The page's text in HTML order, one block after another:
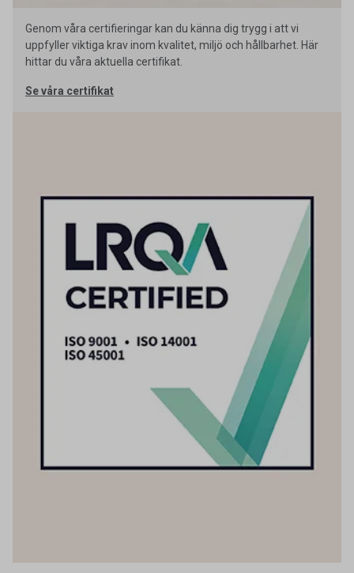
Genom våra certifieringar kan du känna dig trygg i att vi
uppfyller viktiga krav inom kvalitet, miljö och hållbarhet. Här
hittar du våra aktuella certifikat.
Se våra certifikat